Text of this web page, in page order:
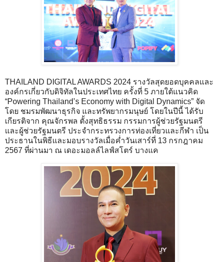
THAILAND DIGITAL AWARDS 2024 รางวัลสุดยอดบุคคลและ
องค์กรเกี่ยวกับดิจิทัลในประเทศไทย ครั้งที่ 5 ภายใต้แนวคิด
“Powering Thailand’s Economy with Digital Dynamics” จัด
โดย ชมรมพัฒนาธุรกิจ และทรัพยากรมนุษย์ โดยในปีนี้ ได้รับ
เกียรติจาก คุณจักรพล ตั้งสุทธิธรรม กรรมการผู้ช่วยรัฐมนตรี
และผู้ช่วยรัฐมนตรี ประจำกระทรวงการท่องเที่ยวและกีฬา เป็น
ประธานในพิธีและมอบรางวัลเมื่อค่ำวันเสาร์ที่ 13 กรกฎาคม
2567 ที่ผ่านมา ณ เดอะมอลล์ไลฟ์สโตร์ บางแค